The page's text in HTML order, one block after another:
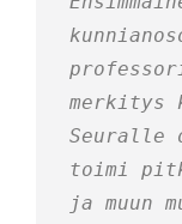
merkitys
Seuralle
toimi
ja muun